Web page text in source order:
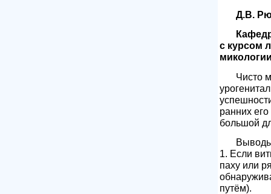
Д.В.
с курсом
Чисто
ранних
большой
1. Если
паху или
путём).